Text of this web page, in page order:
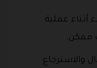
أثناء عملية
ممكن.
والاسترجاع